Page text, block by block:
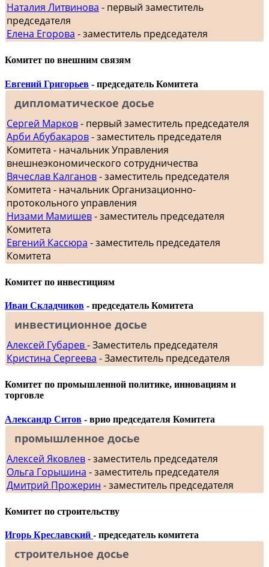
Наталия Литвинова - первый заместитель
председателя
Елена Егорова - заместитель председателя
Комитет по внешним связям
Евгений Григорьев - председатель Комитета
дипломатическое досье
Сергей Марков- первый заместитель председателя
Арби Абубакаров- заместитель председателя
Комитета - начальник Управления
внешнеэкономического сотрудничества
Вячеслав Калганов- заместитель председателя
Комитета - начальник Организационно-
протокольного управления
Низами Мамишев- заместитель председателя
Комитета
Евгений Кассюра - заместитель председателя
Комитета
Комитет по инвестициям
Иван Складчиков - председатель Комитета
инвестиционное досье
Алексей Губарев- Заместитель председателя
Кристина Сергеева - Заместитель председателя
Комитет по промышленной политике, инновациям и
торговле
Александр Ситов - врио председателя Комитета
промышленное досье
Алексей Яковлев- заместитель председателя
Ольга Горышина - заместитель председателя
Дмитрий Прожерин - заместитель председателя
Комитет по строительству
Игорь Креславский - председатель комитета
строительное досье